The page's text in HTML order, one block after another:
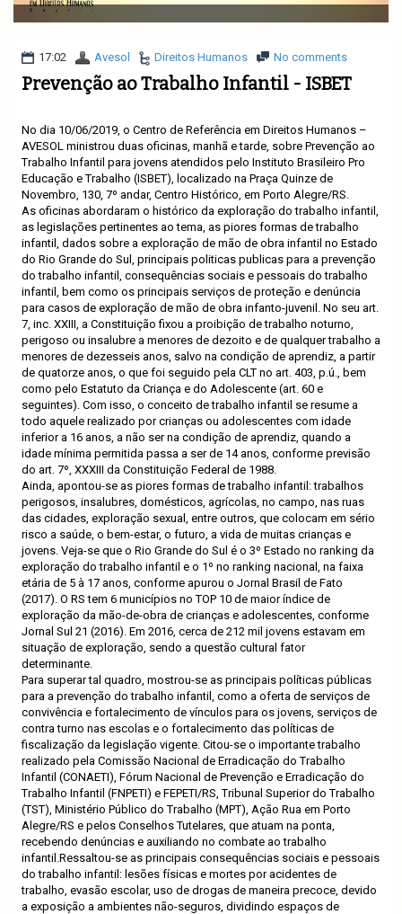
v
i
a
i
17:02 Avesol Direitos Humanos No comments
Prevenção ao Trabalho Infantil - ISBET
No dia 10/06/2019, o Centro de Referência em Direitos Humanos –
AVESOL ministrou duas oficinas, manhã e tarde, sobre Prevenção ao
Trabalho Infantil para jovens atendidos pelo Instituto Brasileiro Pro
Educação e Trabalho (ISBET), localizado na Praça Quinze de
Novembro, 130, 7º andar, Centro Histórico, em Porto Alegre/RS.
As oficinas abordaram o histórico da exploração do trabalho infantil,
as legislações pertinentes ao tema, as piores formas de trabalho
infantil, dados sobre a exploração de mão de obra infantil no Estado
do Rio Grande do Sul, principais politicas publicas para a prevenção
do trabalho infantil, consequências sociais e pessoais do trabalho
infantil, bem como os principais serviços de proteção e denúncia
para casos de exploração de mão de obra infanto-juvenil. No seu art.
7, inc. XXIII, a Constituição fixou a proibição de trabalho noturno,
perigoso ou insalubre a menores de dezoito e de qualquer trabalho a
menores de dezesseis anos, salvo na condição de aprendiz, a partir
de quatorze anos, o que foi seguido pela CLT no art. 403, p.ú., bem
como pelo Estatuto da Criança e do Adolescente (art. 60 e
seguintes). Com isso, o conceito de trabalho infantil se resume a
todo aquele realizado por crianças ou adolescentes com idade
inferior a 16 anos, a não ser na condição de aprendiz, quando a
idade mínima permitida passa a ser de 14 anos, conforme previsão
do art. 7º, XXXIII da Constituição Federal de 1988.
Ainda, apontou-se as piores formas de trabalho infantil: trabalhos
perigosos, insalubres, domésticos, agrícolas, no campo, nas ruas
das cidades, exploração sexual, entre outros, que colocam em sério
risco a saúde, o bem-estar, o futuro, a vida de muitas crianças e
jovens. Veja-se que o Rio Grande do Sul é o 3º Estado no ranking da
exploração do trabalho infantil e o 1º no ranking nacional, na faixa
etária de 5 à 17 anos, conforme apurou o Jornal Brasil de Fato
(2017). O RS tem 6 municípios no TOP 10 de maior índice de
exploração da mão-de-obra de crianças e adolescentes, conforme
Jornal Sul 21 (2016). Em 2016, cerca de 212 mil jovens estavam em
situação de exploração, sendo a questão cultural fator
determinante.
Para superar tal quadro, mostrou-se as principais políticas públicas
para a prevenção do trabalho infantil, como a oferta de serviços de
convivência e fortalecimento de vínculos para os jovens, serviços de
contra turno nas escolas e o fortalecimento das políticas de
fiscalização da legislação vigente. Citou-se o importante trabalho
realizado pela Comissão Nacional de Erradicação do Trabalho
Infantil (CONAETI), Fórum Nacional de Prevenção e Erradicação do
Trabalho Infantil (FNPETI) e FEPETI/RS, Tribunal Superior do Trabalho
(TST), Ministério Público do Trabalho (MPT), Ação Rua em Porto
Alegre/RS e pelos Conselhos Tutelares, que atuam na ponta,
recebendo denúncias e auxiliando no combate ao trabalho
infantil.Ressaltou-se as principais consequências sociais e pessoais
do trabalho infantil: lesões físicas e mortes por acidentes de
trabalho, evasão escolar, uso de drogas de maneira precoce, devido
a exposição a ambientes não-seguros, dividindo espaços de